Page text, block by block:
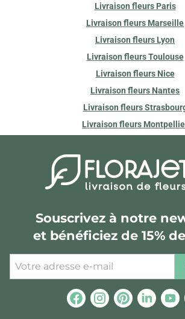
Livraison fleurs Paris
Livraison fleurs Marseille
Livraison fleurs Lyon
Livraison fleurs Toulouse
Livraison fleurs Nice
Livraison fleurs Nantes
Livraison fleurs
Livraison fleurs
Souscrivez à notre
et bénéficiez de 15%